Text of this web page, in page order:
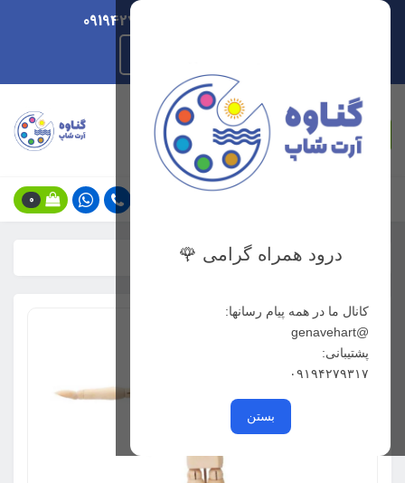
درود همراه گرامی 🌹
کانال ما در همه پیام رسانها:
@genavehart
پشتیبانی:
۰۹۱۹۴۲۷۹۳۱۷
بستن
جستجو
0
فهرست محصولات آدمک طراحی 30 سانتی متری